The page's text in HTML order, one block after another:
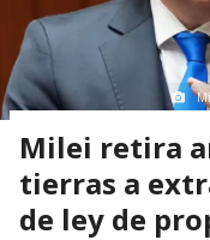
Milei retira
tierras a
de ley de